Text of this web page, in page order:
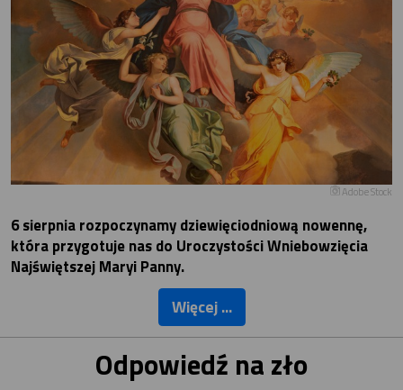
Adobe Stock
6 sierpnia rozpoczynamy dziewięciodniową nowennę,
która przygotuje nas do Uroczystości Wniebowzięcia
Najświętszej Maryi Panny.
Więcej ...
Odpowiedź na zło